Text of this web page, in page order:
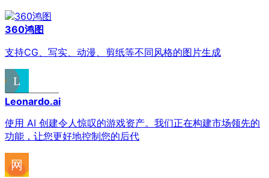
360鸿图
支持CG、写实、动漫、剪纸等不同风格的图片生成
Leonardo.ai
使用 AI 创建令人惊叹的游戏资产。我们正在构建市场领先的
功能，让您更好地控制您的后代